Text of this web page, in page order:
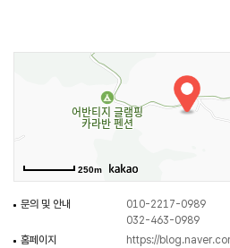
수 있으며 근처에 오상리 고인돌이 있어 선사
250m
문의 및 안내
010-2217-0989
032-463-0989
홈페이지
https://